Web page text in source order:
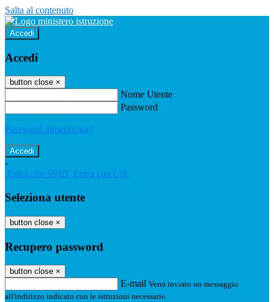
Salta al contenuto
Accedi
Accedi
button close ×
Nome Utente
Password
Password dimenticata?
-
Entra con SPID Entra con CIE
Seleziona utente
button close ×
Recupero password
button close ×
E-mail Verrà inviato un messaggio
all'indirizzo indicato con le istruzioni necessarie.